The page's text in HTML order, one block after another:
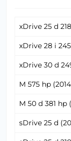
xDrive 25 d
xDrive 28 i
xDrive 30 d
M 575 hp
M 50 d 381 hp
sDrive 25 d